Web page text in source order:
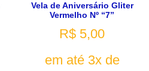
Vela de Aniversário Gliter
Vermelho Nº “7”
R$ 5,00
em até 3x de